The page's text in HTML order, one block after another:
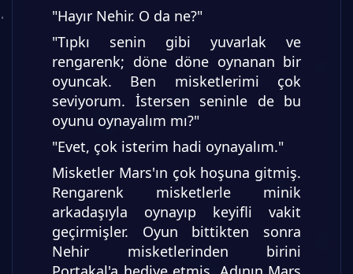
"Hayır Nehir. O da ne?"
"Tıpkı senin gibi yuvarlak ve
rengarenk; döne döne oynanan bir
oyuncak. Ben misketlerimi çok
seviyorum. İstersen seninle de bu
oyunu oynayalım mı?"
"Evet, çok isterim hadi oynayalım."
Misketler Mars'ın çok hoşuna gitmiş.
Rengarenk misketlerle minik
arkadaşıyla oynayıp keyifli vakit
geçirmişler. Oyun bittikten sonra
Nehir misketlerinden birini